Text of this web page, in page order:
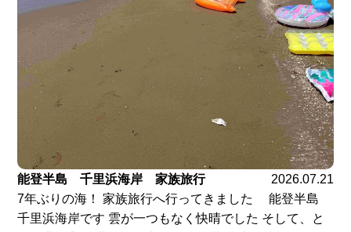
能登半島 千里浜海岸 家族旅行
2026.07.21
7年ぶりの海！ 家族旅行へ行ってきました 能登半島
千里浜海岸です 雲が一つもなく快晴でした そして、と